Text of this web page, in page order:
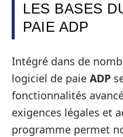
LES BASES
PAIE ADP
Intégré dans de
logiciel de paie ADP
fonctionnalités
exigences légales et
programme permet